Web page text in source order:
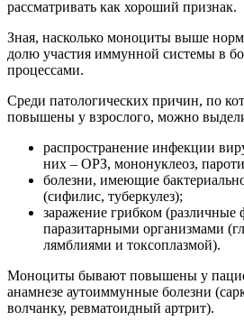
рассматривать как хороший признак.
Зная, насколько моноциты выше
долю участия иммунной системы в
процессами.
Среди патологических причин, по
повышены у взрослого, можно
распространение инфекции
них – ОРЗ, мононуклеоз,
болезни, имеющие
(сифилис, туберкулез);
заражение грибком
паразитарными организмами
лямблиями и токсоплазмой).
Моноциты бывают повышены у
анамнезе аутоиммунные болезни
волчанку, ревматоидный артрит).